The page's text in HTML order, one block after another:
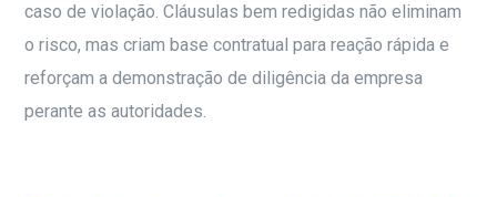
caso de violação. Cláusulas bem redigidas não eliminam
o risco, mas criam base contratual para reação rápida e
reforçam a demonstração de diligência da empresa
perante as autoridades.